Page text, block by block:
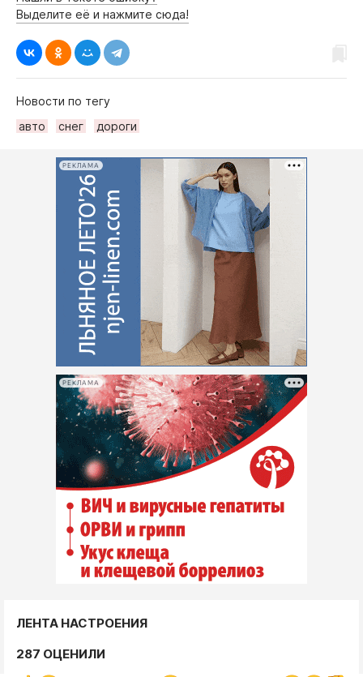
Выделите её и нажмите сюда!
Новости по тегу
авто
снег дороги
РЕКЛАМА
РЕКЛАМА
ЛЕНТА НАСТРОЕНИЯ
287 ОЦЕНИЛИ